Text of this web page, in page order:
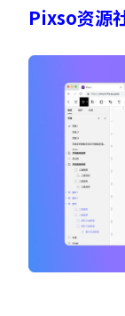
Pixso资源